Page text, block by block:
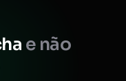
e não